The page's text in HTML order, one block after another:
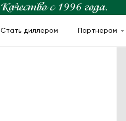
Стать диллером Партнерам